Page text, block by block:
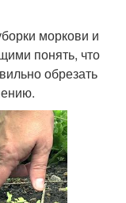
моркови и
понять, что
обрезать